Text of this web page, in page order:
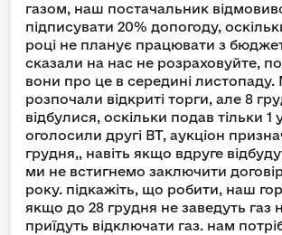
газом, наш постачальник
підписувати 20% допогоду,
році не планує працювати з
сказали на нас не розраховуйте,
вони про це в середині
розпочали відкриті торги, але 8
відбулися, оскільки подав тільки 1
оголосили другі ВТ, аукціон
грудня,, навіть якщо вдруге
ми не встигнемо заключити договір
року. підкажіть, що робити, наш
якщо до 28 грудня не заведуть газ
приїдуть відключати газ. нам